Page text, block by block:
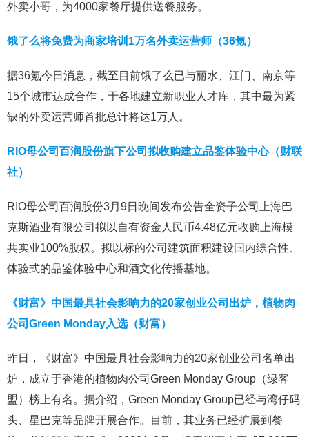
外卖小哥，为4000家餐厅提供送餐服务。
饿了么将免费为商家培训1万名外卖运营师（36氪）
据36氪今日消息，截至目前饿了么已与丽水、江门、南京等
15个城市达成合作，于各地建立新职业人才库，其中最为紧
缺的外卖运营师首批总计将达1万人。
RIO母公司百润股份旗下公司拟收购建立品鉴体验中心（财联
社）
RIO母公司百润股份3月9日晚间发布公告全资子公司上海巴
克斯酒业有限公司拟以自有资金人民币4.48亿元收购上海模
共实业100%股权。拟以标的公司建筑面积建设国内综合性、
体验式的品鉴体验中心和酒文化传播基地。
《财富》中国最具社会影响力的20家创业公司出炉，植物肉
公司Green Monday入选（财富）
昨日，《财富》中国最具社会影响力的20家创业公司名单出
炉，成立于香港的植物肉公司Green Monday Group（绿客
盟）榜上有名。据介绍，Green Monday Group已经与湾仔码
头、星巴克等品牌开展合作。目前，其业务已经扩展到餐